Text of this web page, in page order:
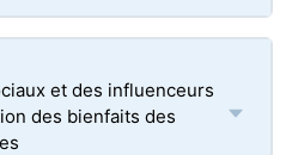
et des influenceurs
des bienfaits des